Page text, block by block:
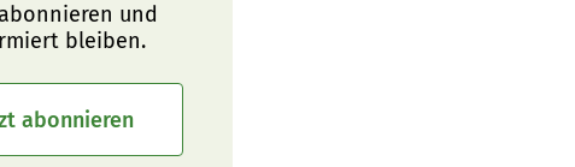
und
bleiben.
abonnieren